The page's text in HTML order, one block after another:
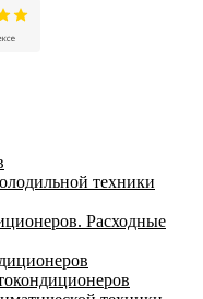
техники
Расходные